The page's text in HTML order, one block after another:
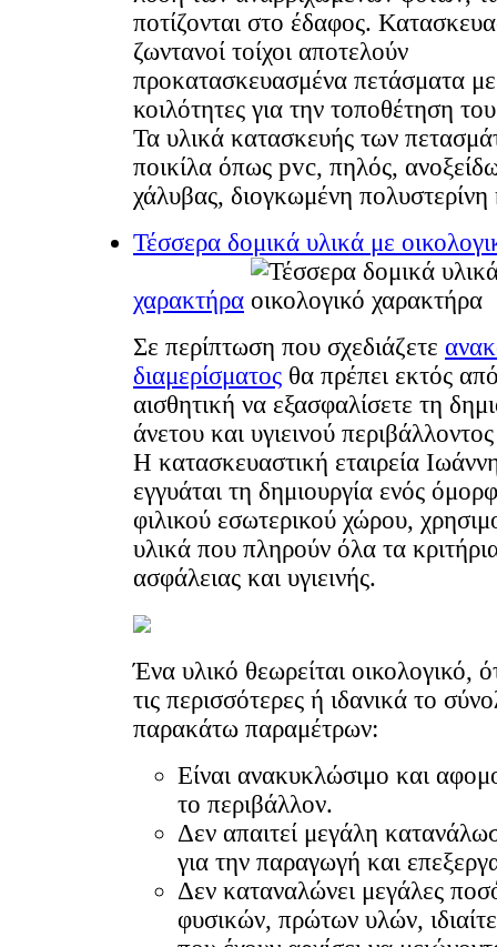
ποτίζονται στο έδαφος.
ζωντανοί τοίχοι αποτελούν
προκατασκευασμένα πετάσματα
κοιλότητες για την τοποθέτηση
Τα υλικά κατασκευής των
ποικίλα όπως pvc, πηλός,
χάλυβας, διογκωμένη πολυστερίνη
Τέσσερα δομικά υλικά με
χαρακτήρα
Σε περίπτωση που σχεδιάζετε
διαμερίσματος θα πρέπει εκτός
αισθητική να εξασφαλίσετε τη
άνετου και υγιεινού
Η κατασκευαστική εταιρεία
εγγυάται τη δημιουργία ενός
φιλικού εσωτερικού χώρου,
υλικά που πληρούν όλα τα
ασφάλειας και υγιεινής.
Ένα υλικό θεωρείται οικολογικό,
τις περισσότερες ή ιδανικά το
παρακάτω παραμέτρων:
Είναι ανακυκλώσιμο και
το περιβάλλον.
Δεν απαιτεί μεγάλη
για την παραγωγή και
Δεν καταναλώνει μεγάλες
φυσικών, πρώτων υλών,